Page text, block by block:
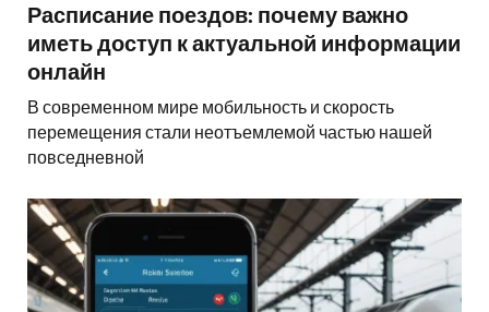
Расписание поездов: почему важно
иметь доступ к актуальной информации
онлайн
В современном мире мобильность и скорость
перемещения стали неотъемлемой частью нашей
повседневной